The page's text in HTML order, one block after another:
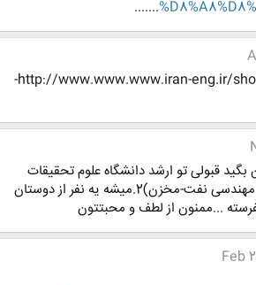
.......
http://www.www.www.iran-eng.ir/showthread.php/299828-
قبولی تو ارشد دانشگاه علوم تحقیقات
راحتتره یا امیدیه ؟(رشته مهندسی نفت-مخزن)2.میشه یه نفر از دوستان
...ممنون از لطف و محبتتون
Feb